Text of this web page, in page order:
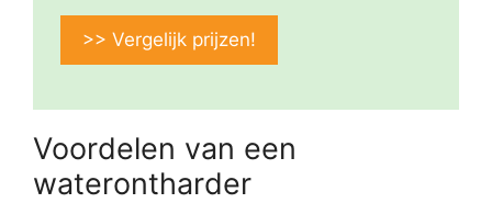
>> Vergelijk prijzen!
Voordelen van een
waterontharder